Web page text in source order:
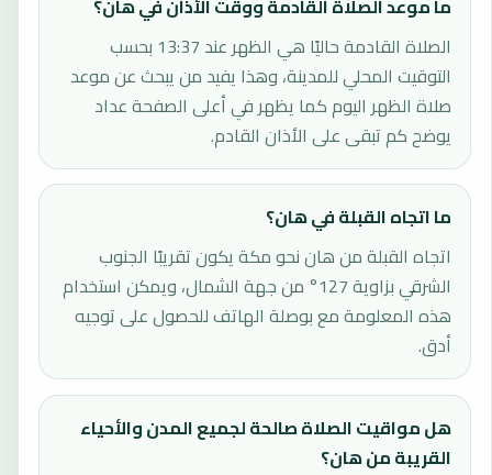
الصلاة القادمة حاليًا هي الظهر عند 13:37 بحسب
التوقيت المحلي للمدينة، وهذا يفيد من يبحث عن موعد
صلاة الظهر اليوم كما يظهر في أعلى الصفحة عداد
يوضح كم تبقى على الأذان القادم.
ما اتجاه القبلة في هان؟
اتجاه القبلة من هان نحو مكة يكون تقريبًا الجنوب
الشرقي بزاوية 127° من جهة الشمال، ويمكن استخدام
هذه المعلومة مع بوصلة الهاتف للحصول على توجيه
أدق.
هل مواقيت الصلاة صالحة لجميع المدن والأحياء
القريبة من هان؟